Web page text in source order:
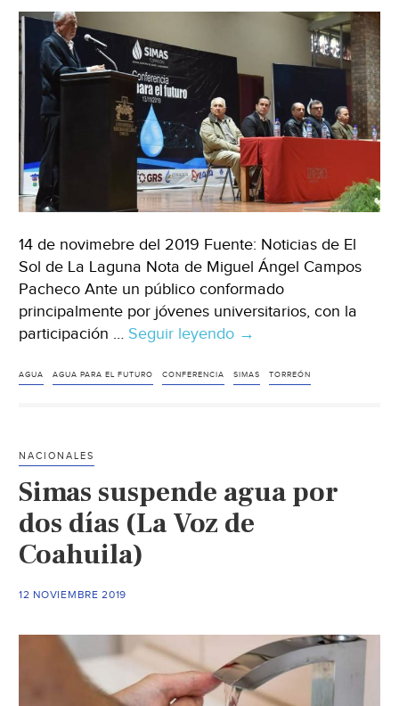
14 de novimebre del 2019 Fuente: Noticias de El
Sol de La Laguna Nota de Miguel Ángel Campos
Pacheco Ante un público conformado
principalmente por jóvenes universitarios, con la
participación … Seguir leyendo Torreón:
estudiantes,
el
futuro”
(Noticias
La
Laguna)
→
AGUA AGUA PARA EL FUTURO CONFERENCIA SIMAS TORREÓN
NACIONALES
Simas suspende agua por
dos días (La Voz de
Coahuila)
12 NOVIEMBRE 2019